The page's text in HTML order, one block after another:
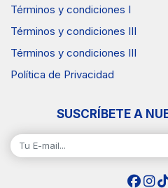
Términos y condiciones I
Términos y condiciones III
Términos y condiciones III
Política de Privacidad
SUSCRÍBETE A